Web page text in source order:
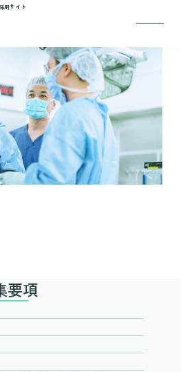
用サイト
インターンシップ
ー
採用担当）
わせ
要項